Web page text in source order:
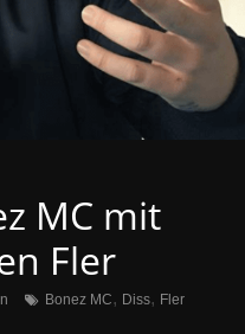
MC mit
Fler
Bonez MC, Diss, Fler